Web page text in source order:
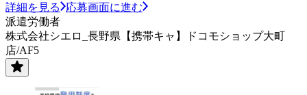
詳細を見る
応募画面に進む
派遣労働者
株式会社シエロ_長野県【携帯キャ】ドコモショップ大町
店/AF5